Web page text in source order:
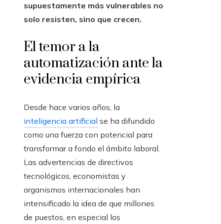
supuestamente más vulnerables no
solo resisten, sino que crecen.
El temor a la
automatización ante la
evidencia empírica
Desde hace varios años, la
inteligencia artificial se ha difundido
como una fuerza con potencial para
transformar a fondo el ámbito laboral.
Las advertencias de directivos
tecnológicos, economistas y
organismos internacionales han
intensificado la idea de que millones
de puestos, en especial los